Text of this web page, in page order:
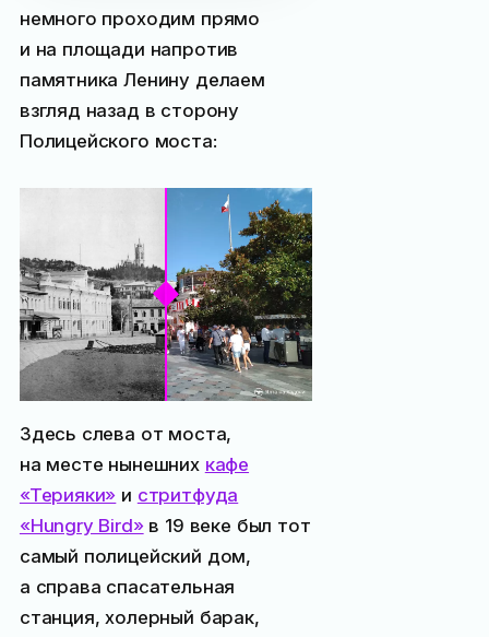
немного проходим прямо
и на площади напротив
памятника Ленину делаем
взгляд назад в сторону
Полицейского моста:
Здесь слева от моста,
на месте нынешних кафе
«Терияки» и стритфуда
«Hungry Bird»в 19 веке был тот
самый полицейский дом,
а справа спасательная
станция, холерный барак,